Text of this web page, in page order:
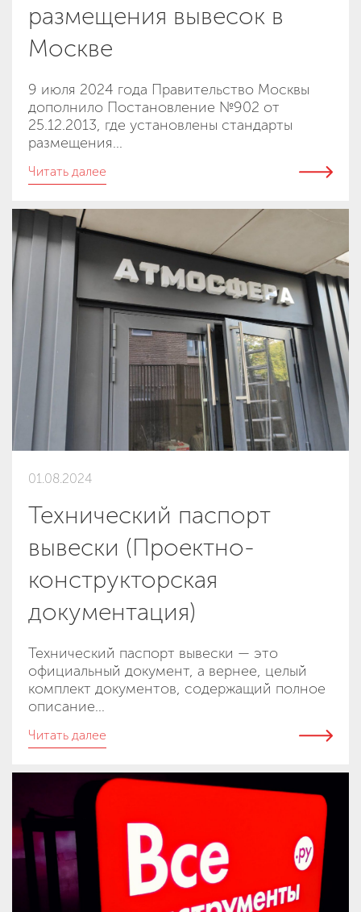
размещения вывесок в
Москве
9 июля 2024 года Правительство Москвы
дополнило Постановление №902 от
25.12.2013, где установлены стандарты
размещения...
Читать далее
01.08.2024
Технический паспорт
вывески (Проектно-
конструкторская
документация)
Технический паспорт вывески — это
официальный документ, а вернее, целый
комплект документов, содержащий полное
описание...
Читать далее